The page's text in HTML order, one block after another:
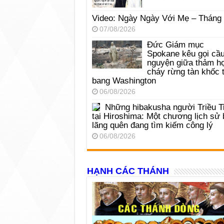
Video: Ngày Ngày Với Mẹ – Tháng
07/08/2026
Đức Giám mục
Spokane kêu gọi
nguyện giữa thảm
cháy rừng tàn khốc
bang Washington
06/08/2026
Những hibakusha người Triều
tại Hiroshima: Một chương lịch sử
lãng quên đang tìm kiếm công lý
06/08/2026
HẠNH CÁC THÁNH